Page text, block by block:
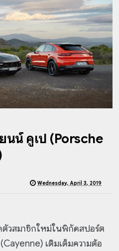
ยนน์ คูเป้ (Porsche
Wednesday, April 3, 2019
ตัวสมาชิกใหม่ในพิกัดสปอร์ต
เติมเต็มความต้อ